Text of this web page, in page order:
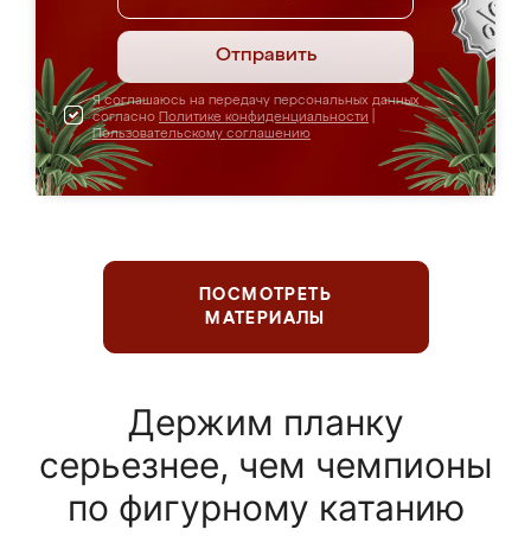
Отправить
Я соглашаюсь на передачу персональных данных
согласно Политике конфиденциальности
Пользовательскому соглашению
ПОСМОТРЕТЬ
МАТЕРИАЛЫ
Держим планку
серьезнее, чем чемпионы
по фигурному катанию